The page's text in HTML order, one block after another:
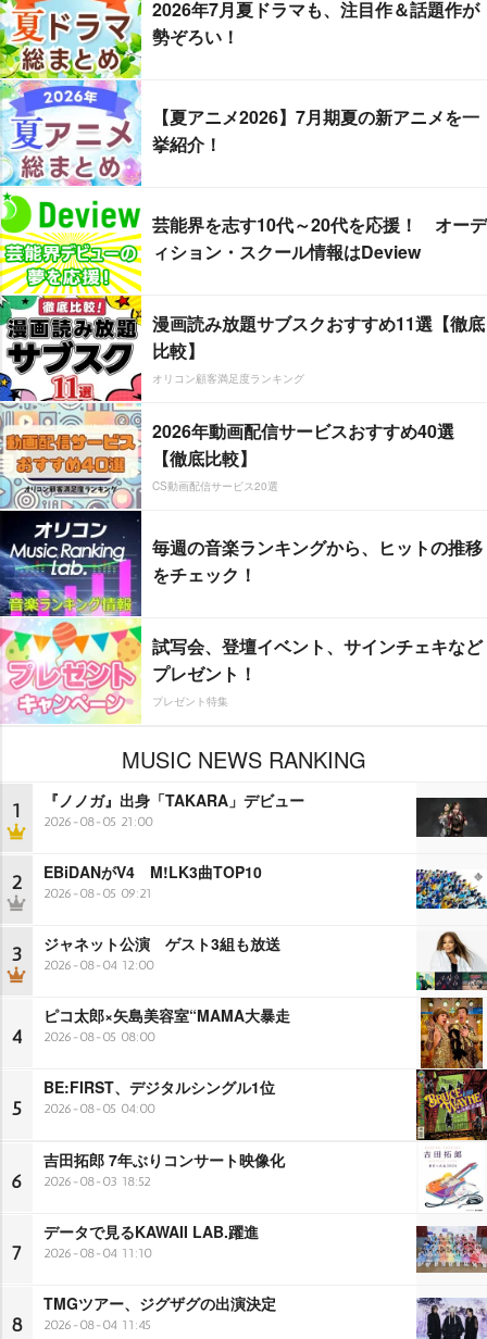
2026年7月夏ドラマも、注目作＆話題作が
勢ぞろい！
【夏アニメ2026】7月期夏の新アニメを一
挙紹介！
芸能界を志す10代～20代を応援！ オーデ
ィション・スクール情報はDeview
漫画読み放題サブスクおすすめ11選【徹底
比較】
オリコン顧客満足度ランキング
2026年動画配信サービスおすすめ40選
【徹底比較】
CS動画配信サービス20選
毎週の音楽ランキングから、ヒットの推移
をチェック！
試写会、登壇イベント、サインチェキなど
プレゼント！
プレゼント特集
MUSIC NEWS RANKING
1 『ノノガ』出身「TAKARA」デビュー
2026-08-05 21:00
2 EBiDANがV4 M!LK3曲TOP10
2026-08-05 09:21
3 ジャネット公演 ゲスト3組も放送
2026-08-04 12:00
4
ピコ太郎×矢島美容室“MAMA大暴走
2026-08-05 08:00
5
BE:FIRST、デジタルシングル1位
2026-08-05 04:00
6
吉田拓郎 7年ぶりコンサート映像化
2026-08-03 18:52
7
データで見るKAWAII LAB.躍進
2026-08-04 11:10
8
TMGツアー、ジグザグの出演決定
2026-08-04 11:45